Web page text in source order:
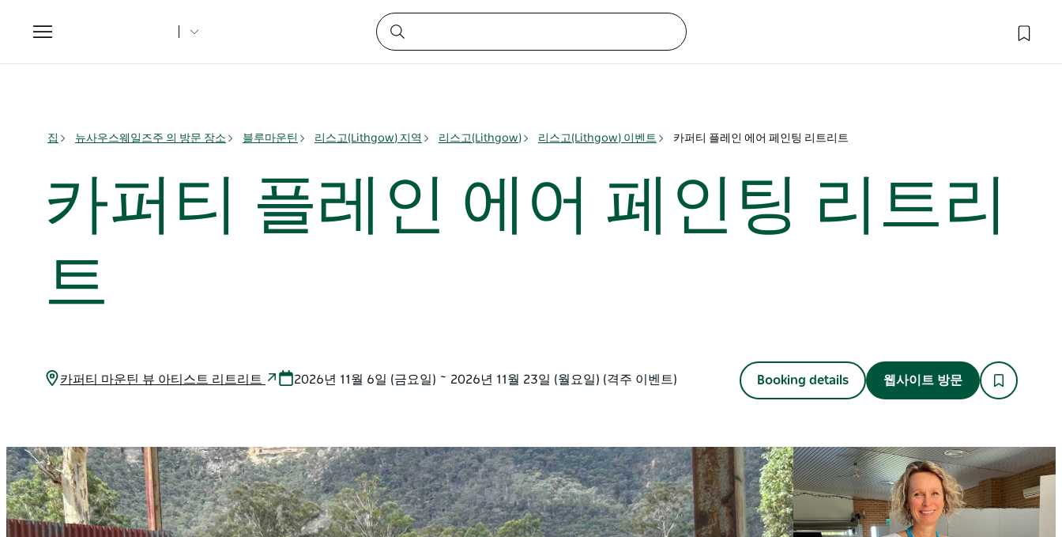
Toggle
navigation
집 뉴사우스웨일즈주 의 방문 장소 블루마운틴 리스고(Lithgow) 지역 리스고(Lithgow) 리스고(Lithgow) 이벤트 카퍼티 플레인 에어 페인팅 리트리트
카퍼티 플레인 에어 페인팅 리트리
트
카퍼티 마운틴 뷰 아티스트 리트리트 2026년 11월 6일 (금요일) ~ 2026년 11월 23일 (월요일) (격주 이벤트) Booking details 웹사이트 방문